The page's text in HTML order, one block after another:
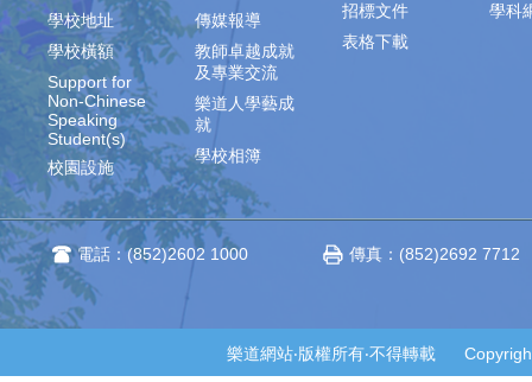
學校地址
學校橫額
Support for
Non-Chinese
Speaking
Student(s)
校園設施
傳媒報導
教師卓越成就
及專業交流
樂道人學藝成
就
學校相簿
招標文件
表格下載
學科
電話：(852)2602 1000 傳真：(852)2692 7712
樂道網站‧版權所有‧不得轉載